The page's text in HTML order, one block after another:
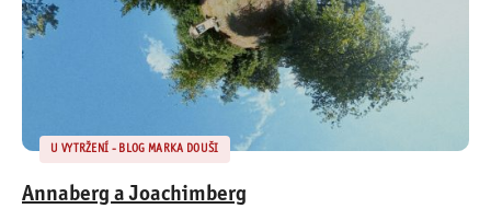
U VYTRŽENÍ - BLOG MARKA DOUŠI
Annaberg a Joachimberg